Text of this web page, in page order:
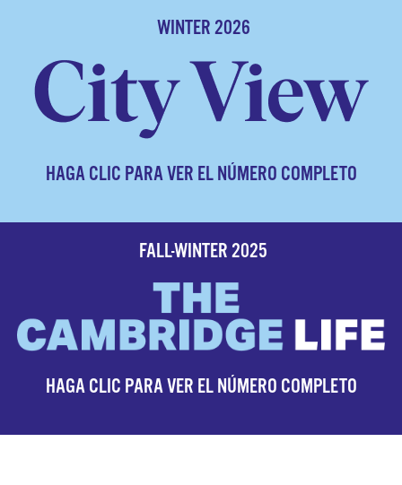
WINTER 2026
HAGA CLIC PARA VER EL NÚMERO COMPLETO
FALL-WINTER 2025
HAGA CLIC PARA VER EL NÚMERO COMPLETO